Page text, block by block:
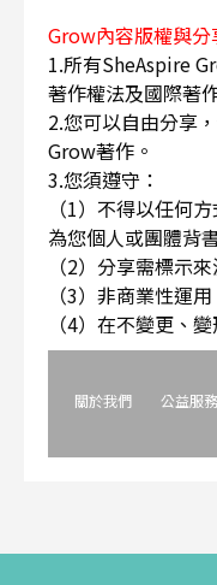
Grow內容版權與分
1.所有SheAspire
著作權法及國際著
2.您可以自由分享
Grow著作。
3.您須遵守：
（1）不得以任何
為您個人或團體背
（2）分享需標示
（3）非商業性運用
（4）在不變更、
關於我們 公益服務